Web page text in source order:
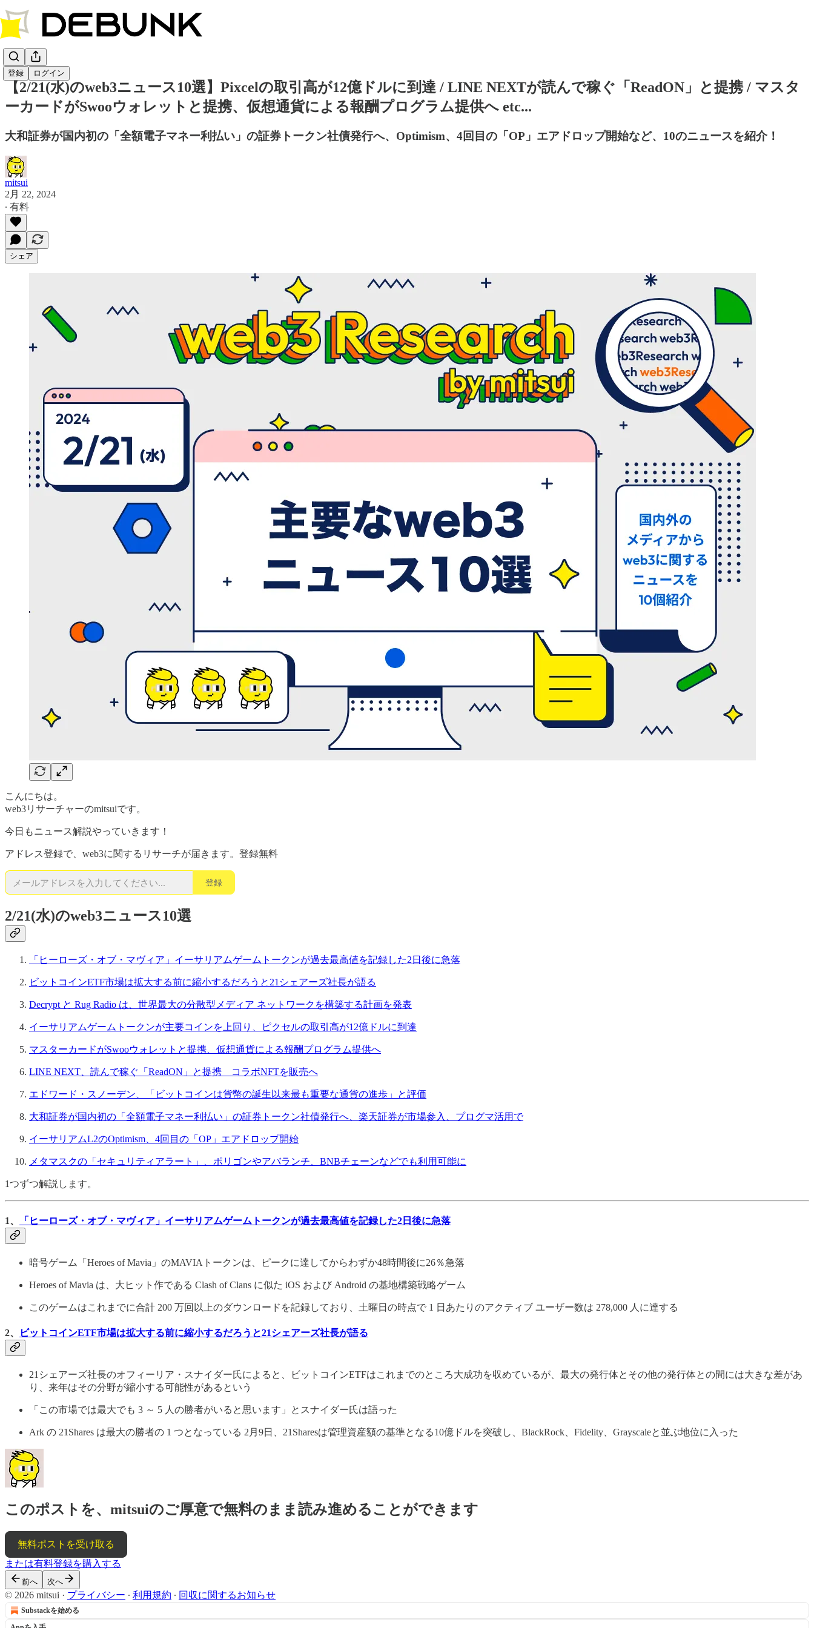
登録 ログイン
【2/21(水)のweb3ニュース10選】Pixcelの取引高が12億ドルに到達 / LINE NEXTが読んで稼ぐ「ReadON」と提携 / マスタ
ーカードがSwooウォレットと提携、仮想通貨による報酬プログラム提供へ etc...
大和証券が国内初の「全額電子マネー利払い」の証券トークン社債発行へ、Optimism、4回目の「OP」エアドロップ開始など、10のニュースを紹介！
mitsui
2月 22, 2024
∙ 有料
シェア
こんにちは。
web3リサーチャーのmitsuiです。
今日もニュース解説やっていきます！
アドレス登録で、web3に関するリサーチが届きます。登録無料
登録
2/21(水)のweb3ニュース10選
「ヒーローズ・オブ・マヴィア」イーサリアムゲームトークンが過去最高値を記録した2日後に急落
ビットコインETF市場は拡大する前に縮小するだろうと21シェアーズ社長が語る
Decrypt と Rug Radio は、世界最大の分散型メディア ネットワークを構築する計画を発表
イーサリアムゲームトークンが主要コインを上回り、ピクセルの取引高が12億ドルに到達
マスターカードがSwooウォレットと提携、仮想通貨による報酬プログラム提供へ
LINE NEXT、読んで稼ぐ「ReadON」と提携 コラボNFTを販売へ
エドワード・スノーデン、「ビットコインは貨幣の誕生以来最も重要な通貨の進歩」と評価
大和証券が国内初の「全額電子マネー利払い」の証券トークン社債発行へ、楽天証券が市場参入、プログマ活用で
イーサリアムL2のOptimism、4回目の「OP」エアドロップ開始
メタマスクの「セキュリティアラート」、ポリゴンやアバランチ、BNBチェーンなどでも利用可能に
1つずつ解説します。
1、 「ヒーローズ・オブ・マヴィア」イーサリアムゲームトークンが過去最高値を記録した2日後に急落
暗号ゲーム「Heroes of Mavia」のMAVIAトークンは、ピークに達してからわずか48時間後に26％急落
Heroes of Mavia は、大ヒット作である Clash of Clans に似た iOS および Android の基地構築戦略ゲーム
このゲームはこれまでに合計 200 万回以上のダウンロードを記録しており、土曜日の時点で 1 日あたりのアクティブ ユーザー数は 278,000 人に達する
2、 ビットコインETF市場は拡大する前に縮小するだろうと21シェアーズ社長が語る
21シェアーズ社長のオフィーリア・スナイダー氏によると、ビットコインETFはこれまでのところ大成功を収めているが、最大の発行体とその他の発行体との間には大きな差があ
り、来年はその分野が縮小する可能性があるという
「この市場では最大でも 3 ～ 5 人の勝者がいると思います」とスナイダー氏は語った
Ark の 21Shares は最大の勝者の 1 つとなっている 2月9日、21Sharesは管理資産額の基準となる10億ドルを突破し、BlackRock、Fidelity、Grayscaleと並ぶ地位に入った
このポストを、mitsuiのご厚意で無料のまま読み進めることができます
無料ポストを受け取る
または有料登録を購入する
前へ 次へ
© 2026 mitsui · プライバシー ∙ 利用規約 ∙ 回収に関するお知らせ
Substackを始める